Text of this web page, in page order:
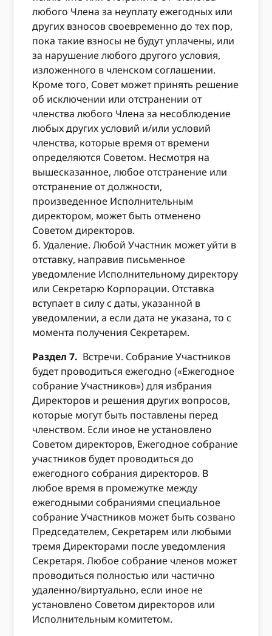
любого Члена за неуплату ежегодных или
других взносов своевременно до тех пор,
пока такие взносы не будут уплачены, или
за нарушение любого другого условия,
изложенного в членском соглашении.
Кроме того, Совет может принять решение
об исключении или отстранении от
членства любого Члена за несоблюдение
любых других условий и/или условий
членства, которые время от времени
определяются Советом. Несмотря на
вышесказанное, любое отстранение или
отстранение от должности,
произведенное Исполнительным
директором, может быть отменено
Советом директоров.
б. Удаление. Любой Участник может уйти в
отставку, направив письменное
уведомление Исполнительному директору
или Секретарю Корпорации. Отставка
вступает в силу с даты, указанной в
уведомлении, а если дата не указана, то с
момента получения Секретарем.
Раздел 7. Встречи. Собрание Участников
будет проводиться ежегодно («Ежегодное
собрание Участников») для избрания
Директоров и решения других вопросов,
которые могут быть поставлены перед
членством. Если иное не установлено
Советом директоров, Ежегодное собрание
участников будет проводиться до
ежегодного собрания директоров. В
любое время в промежутке между
ежегодными собраниями специальное
собрание Участников может быть созвано
Председателем, Секретарем или любыми
тремя Директорами после уведомления
Секретаря. Любое собрание членов может
проводиться полностью или частично
удаленно/виртуально, если иное не
установлено Советом директоров или
Исполнительным комитетом.